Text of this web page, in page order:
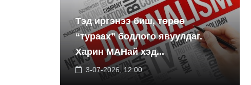
Тэд иргэнээ биш, төрөө
“тураах” бодлого явуулдаг.
Харин МАНай хэд...
3-07-2026, 12:00